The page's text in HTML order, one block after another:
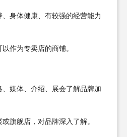
身体健康、有较强的经营能力
作为专卖店的商铺。
媒体、介绍、展会了解品牌加
旗舰店，对品牌深入了解。